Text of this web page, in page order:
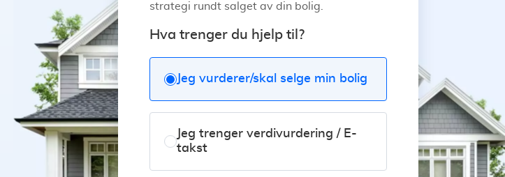
strategi rundt salget av din bolig.
Hva trenger du hjelp til?
Jeg vurderer/skal selge min bolig
Jeg trenger verdivurdering / E-
takst